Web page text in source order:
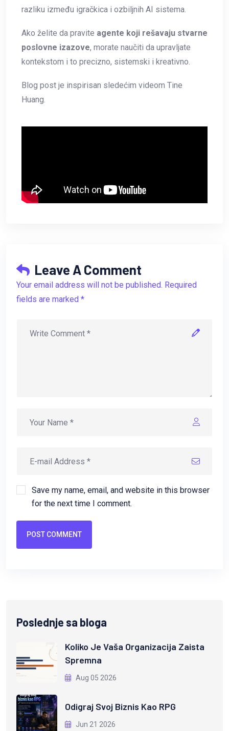
razliku između igračkica i ozbiljnih AI sistema.
Ako želite da pravite agente koji rešavaju stvarne
poslovne izazove, morate naučiti da upravljate
kontekstom i to precizno, sistemski i kreativno.
Blog post je inspirisan sledećim videom Tine
Huang.
Leave A Comment
Your email address will not be published. Required
fields are marked *
Save my name, email, and website in this browser
for the next time I comment.
POST COMMENT
Poslednje sa bloga
Koliko Je Vaša Organizacija Zaista
Spremna
Aug 05 2026
Odigraj Svoj Biznis Kao RPG
Jun 21 2026